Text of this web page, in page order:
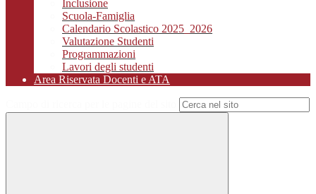
Inclusione
Scuola-Famiglia
Calendario Scolastico 2025_2026
Valutazione Studenti
Programmazioni
Lavori degli studenti
Area Riservata Docenti e ATA